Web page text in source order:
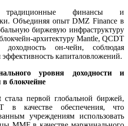
традиционные финансы и
Объединяя опыт DMZ Finance в
биржевую инфраструктуру
архитектуру Mantle, QCDT
доходность он-чейн, соблюдая
эффективность капиталовложений.
уровня доходности и
в блокчейне
первой глобальной биржей,
в качестве обеспечения, что
учреждениям использовать